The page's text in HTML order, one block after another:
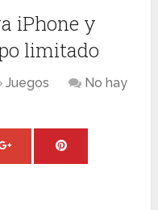
iPhone y
limitado
Juegos
No hay